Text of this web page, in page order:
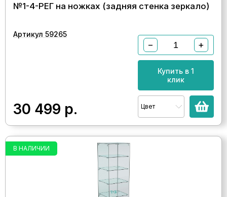
№1-4-РЕГ на ножках (задняя стенка зеркало)
Артикул 59265
30 499 р.
− +
Купить в 1
клик
Цвет
В НАЛИЧИИ